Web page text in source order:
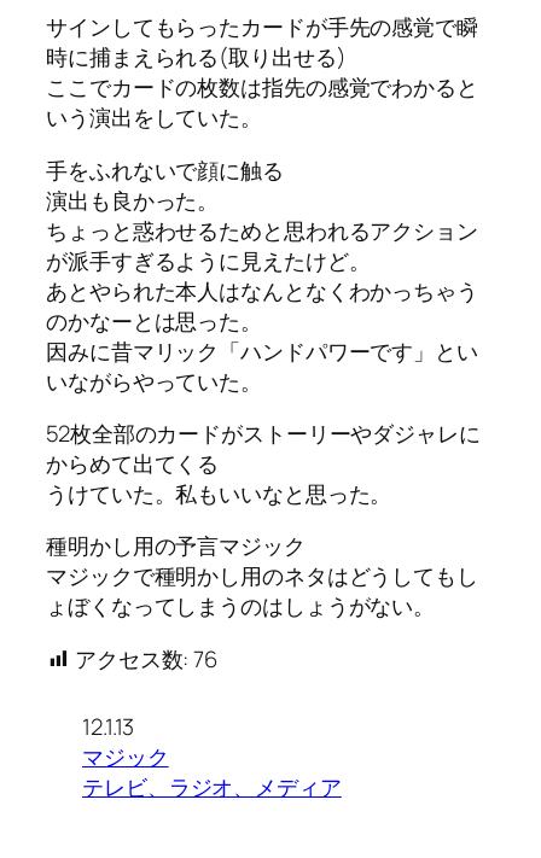
サインしてもらったカードが手先の感覚で瞬
時に捕まえられる(取り出せる)
ここでカードの枚数は指先の感覚でわかると
いう演出をしていた。
手をふれないで顔に触る
演出も良かった。
ちょっと惑わせるためと思われるアクション
が派手すぎるように見えたけど。
あとやられた本人はなんとなくわかっちゃう
のかなーとは思った。
因みに昔マリック「ハンドパワーです」とい
いながらやっていた。
52枚全部のカードがストーリーやダジャレに
からめて出てくる
うけていた。私もいいなと思った。
種明かし用の予言マジック
マジックで種明かし用のネタはどうしてもし
ょぼくなってしまうのはしょうがない。
アクセス数: 76
12.1.13
マジック
テレビ、ラジオ、メディア